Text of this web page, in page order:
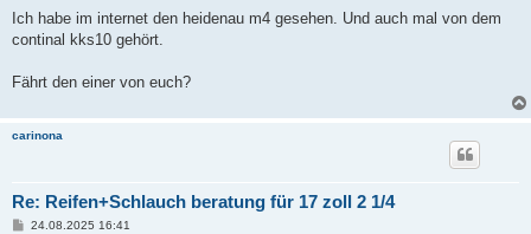
Ich habe im internet den heidenau m4 gesehen. Und auch mal von dem
continal kks10 gehört.
Fährt den einer von euch?
carinona
Re: Reifen+Schlauch beratung für 17 zoll 2 1/4
B24.08.2025 16:41